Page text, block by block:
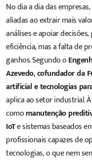
No dia a dia das
aliadas ao extrair mais
análises e apoiar
eficiência, mas a falta de
ganhos. Segundo o
Azevedo, cofundador da
artificial e tecnologias
aplica ao setor industrial.
comomanutenção
IoTe sistemas baseados
profissionais capazes de
tecnologias, o que nem